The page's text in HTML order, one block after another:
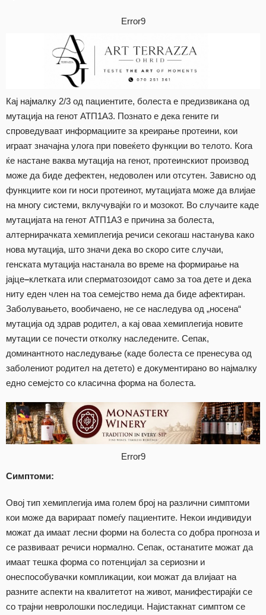
Error9
Кај најмалку 2/3 од пациентите, болеста е предизвикана од
мутација на генот АТП1А3. Познато е дека гените ги
спроведуваат информациите за креирање протеини, кои
играат значајна улога при повеќето функции во телото. Кога
ќе настане ваква мутација на генот, протеинскиот производ
може да биде дефектен, недоволен или отсутен. Зависно од
функциите кои ги носи протеинот, мутацијата може да влијае
на многу системи, вклучувајќи го и мозокот. Во случаите каде
мутацијата на генот АТП1А3 е причина за болеста,
алтернирачката хемиплегија речиси секогаш настанува како
нова мутација, што значи дека во скоро сите случаи,
генската мутација настанала во време на формирање на
јајце–клетката или сперматозоидот само за тоа дете и дека
ниту еден член на тоа семејство нема да биде афектиран.
Заболувањето, вообичаено, не се наследува од „носена“
мутација од здрав родител, а кај оваа хемиплегија новите
мутации се почести отколку наследените. Сепак,
доминантното наследување (каде болеста се пренесува од
заболениот родител на детето) е документирано во најмалку
едно семејсто со класична форма на болеста.
Error9
Симптоми:
Овој тип хемиплегија има голем број на различни симптоми
кои може да варираат помеѓу пациентите. Некои индивидуи
можат да имаат лесни форми на болеста со добра прогноза и
се развиваат речиси нормално. Сепак, останатите можат да
имаат тешка форма со потенцијал за сериозни и
онеспособувачки компликации, кои можат да влијаат на
разните аспекти на квалитетот на живот, манифестирајќи се
со трајни невролошки последици. Најистакнат симптом се